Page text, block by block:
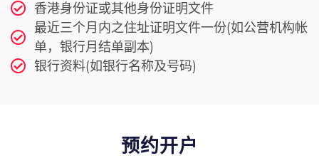
香港身份证或其他身份证明文件
最近三个月内之住址证明文件一份(如公营机构帐
单，银行月结单副本)
银行资料(如银行名称及号码)
预约开户